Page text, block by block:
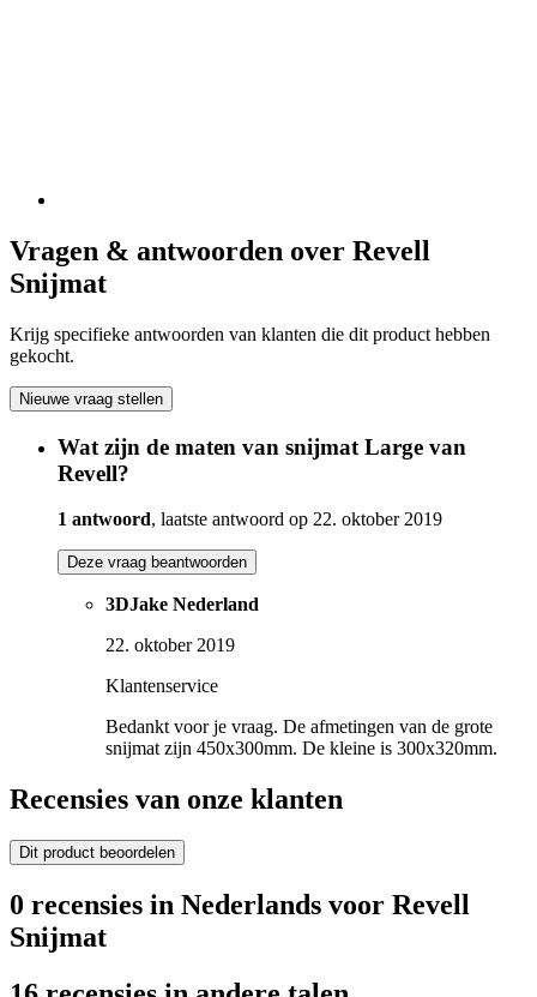
Vragen & antwoorden over Revell
Snijmat
Krijg specifieke antwoorden van klanten die dit product hebben
gekocht.
Nieuwe vraag stellen
Wat zijn de maten van snijmat Large van
Revell?
1 antwoord, laatste antwoord op 22. oktober 2019
Deze vraag beantwoorden
3DJake Nederland
22. oktober 2019
Klantenservice
Bedankt voor je vraag. De afmetingen van de grote
snijmat zijn 450x300mm. De kleine is 300x320mm.
Recensies van onze klanten
Dit product beoordelen
0 recensies in Nederlands voor Revell
Snijmat